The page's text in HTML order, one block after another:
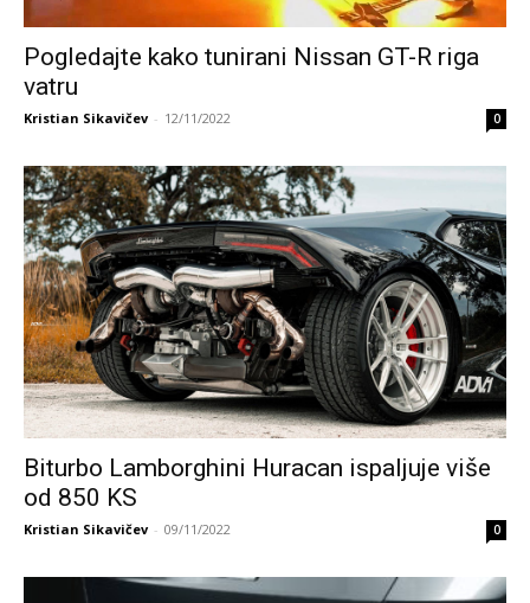
Pogledajte kako tunirani Nissan GT-R riga
vatru
Kristian Sikavičev - 12/11/2022 0
Biturbo Lamborghini Huracan ispaljuje više
od 850 KS
Kristian Sikavičev - 09/11/2022 0